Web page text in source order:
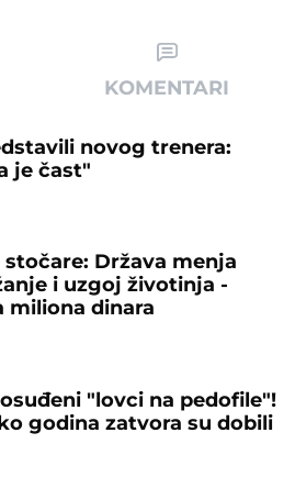
KOMENTARI
novog trenera:
je čast"
stočare: Država menja
i uzgoj životinja -
miliona dinara
"lovci na pedofile"!
godina zatvora su dobili